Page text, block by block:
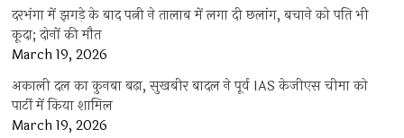
दरभंगा में झगड़े के बाद पत्नी ने तालाब में लगा दी छलांग, बचाने को पति भी
कूदा; दोनों की मौत
March 19, 2026
अकाली दल का कुनबा बढ़ा, सुखबीर बादल ने पूर्व IAS केजीएस चीमा को
पार्टी में किया शामिल
March 19, 2026